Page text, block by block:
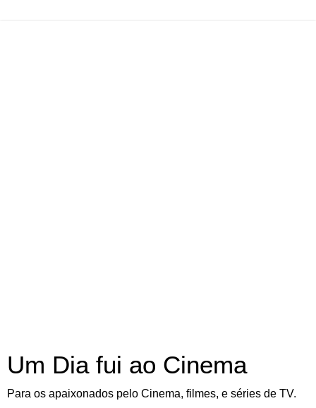
Um Dia fui ao Cinema
Para os apaixonados pelo Cinema, filmes, e séries de TV.